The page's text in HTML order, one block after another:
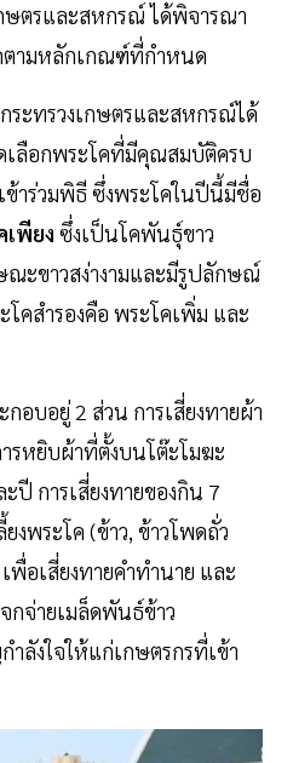
ษตรและสหกรณ์ ได้พิจารณา
ตามหลักเกณฑ์ที่กำหนด
ระทรวงเกษตรและสหกรณ์ได้
ลือกพระโคที่มีคุณสมบัติครบ
าร่วมพิธี ซึ่งพระโคในปีนี้มีชื่อ
พียง ซึ่งเป็นโคพันธุ์ขาว
ะขาวสง่างามและมีรูปลักษณ์
คสำรองคือ พระโคเพิ่ม และ
อบอยู่ 2 ส่วน การเสี่ยงทายผ้า
รหยิบผ้าที่ตั้งบนโต๊ะโมฆะ
ปี การเสี่ยงทายของกิน 7
งพระโค (ข้าว, ข้าวโพดถั่ว
พื่อเสี่ยงทายคำทำนาย และ
กจ่ายเมล็ดพันธ์ข้าว
ลังใจให้แก่เกษตรกรที่เข้า